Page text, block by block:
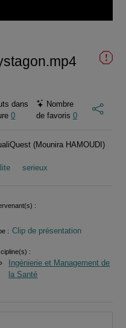
dans
0
Nombre
de favoris 0
(Mounira HAMOUDI)
serieux
:
: Clip de présentation
:
Ingénierie et Management de
la Santé